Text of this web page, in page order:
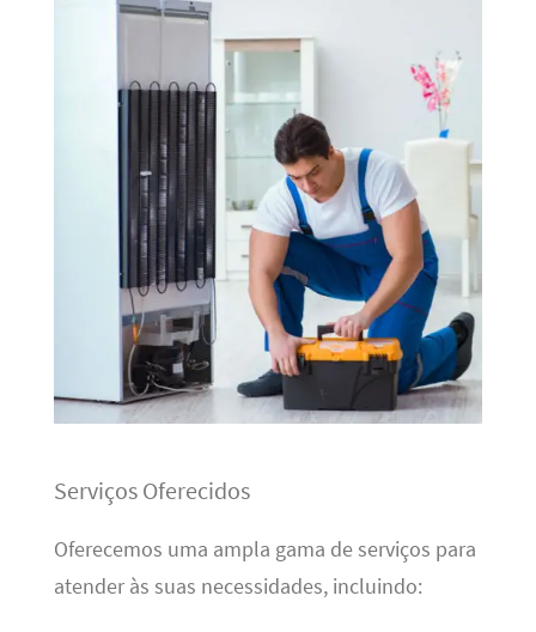
Serviços Oferecidos
Oferecemos uma ampla gama de serviços para
atender às suas necessidades, incluindo: